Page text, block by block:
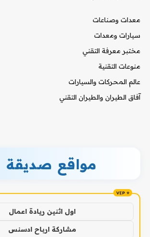
معدات وصناعات
سيارات ومعدات
مختبر معرفة التقني
منوعات التقنية
عالم المحركات والسيارات
آفاق الطيران والطيران التقني
مواقع صديقة
اول اثنين ريادة اعمال
مشاركة ارباح ادسنس